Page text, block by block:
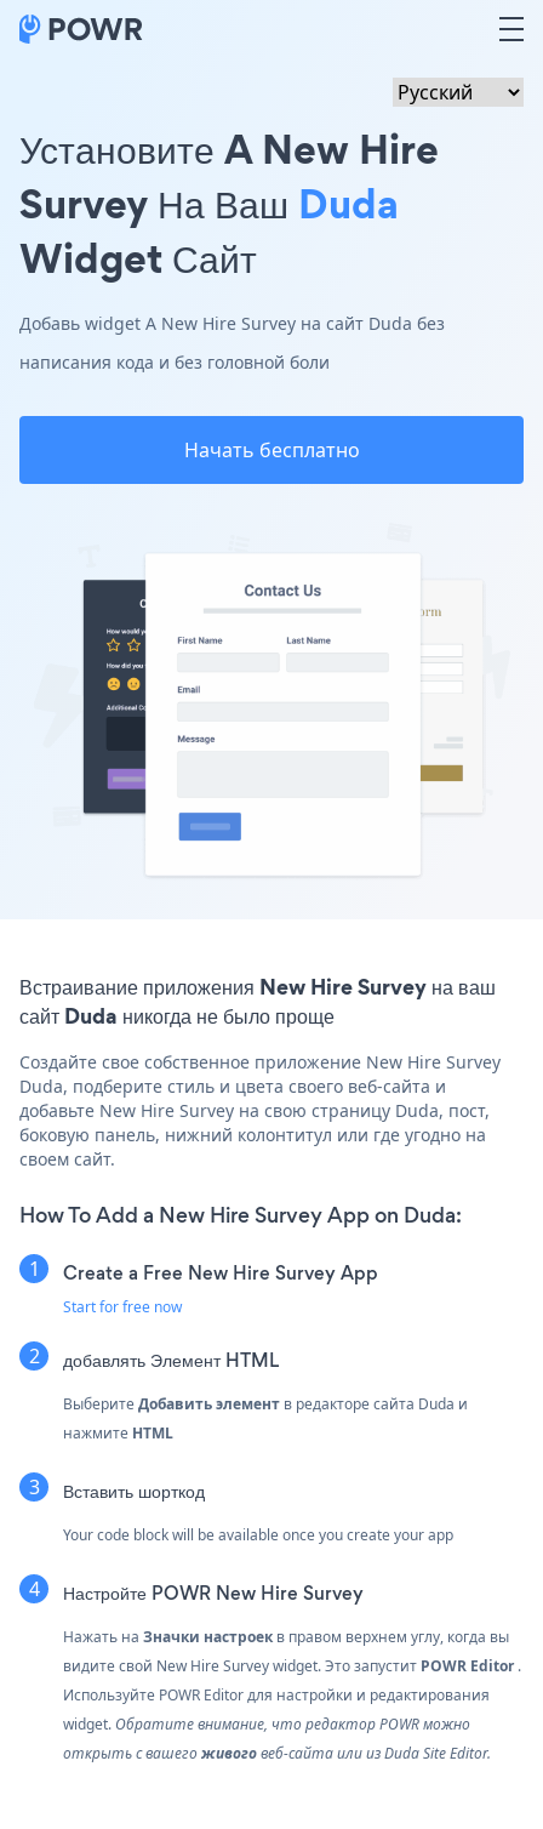
Установите A New Hire
Survey На Ваш Duda
Widget Сайт
Добавь widget A New Hire Survey на сайт Duda без
написания кода и без головной боли
Начать бесплатно
Встраивание приложения New Hire Survey на ваш
сайт Duda никогда не было проще
Создайте свое собственное приложение New Hire Survey
Duda, подберите стиль и цвета своего веб-сайта и
добавьте New Hire Survey на свою страницу Duda, пост,
боковую панель, нижний колонтитул или где угодно на
своем сайт.
How To Add a New Hire Survey App on Duda:
Create a Free New Hire Survey App
Start for free now
добавлять Элемент HTML
ВыберитеДобавить элемент в редакторе сайта Duda и
нажмите HTML
Вставить шорткод
Your code block will be available once you create your app
Настройте POWR New Hire Survey
Нажать на Значки настроек в правом верхнем углу, когда вы
видите свой New Hire Survey widget. Это запустит POWR Editor.
Используйте POWR Editor для настройки и редактирования
widget. Обратите внимание, что редактор POWR можно
открыть с вашегоживоговеб-сайта или из Duda Site Editor.